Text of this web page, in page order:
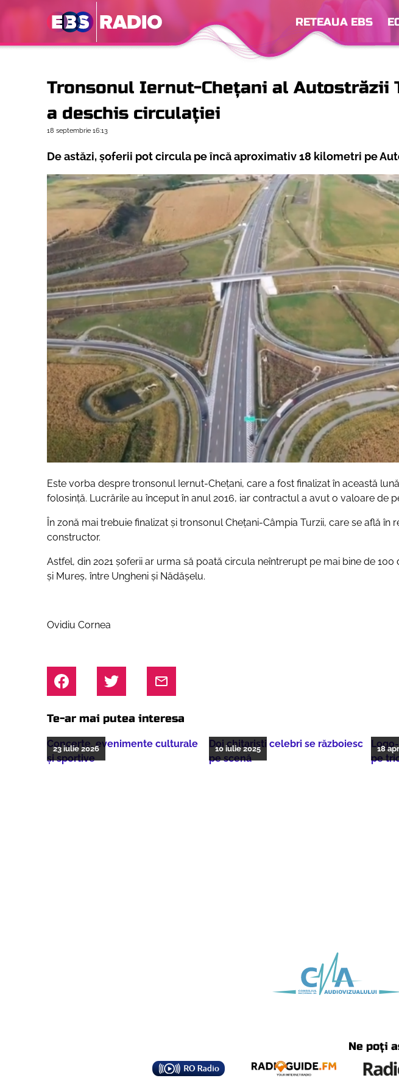
RETEAUA EBS
Tronsonul Iernut-Chețani al Autostrăzii
a deschis circulației
18 septembrie 16:13
De astăzi, șoferii pot circula pe încă aproximativ 18 kilometri pe
Este vorba despre tronsonul Iernut-Chețani, care a fost finalizat în această
folosință. Lucrările au început în anul 2016, iar contractul a avut o valoare de
În zonă mai trebuie finalizat și tronsonul Chețani-Câmpia Turzii, care se află în
constructor.
Astfel, din 2021 șoferii ar urma să poată circula neîntrerupt pe mai bine de
și Mureș, între Ungheni și Nădășelu.
Ovidiu Cornea
Te-ar mai putea interesa
Concerte, evenimente culturale
şi sportive
23 iulie 2026
Doi chitarişti celebri se războiesc
pe scenă
10 iulie 2025
pe
18
Ne poți